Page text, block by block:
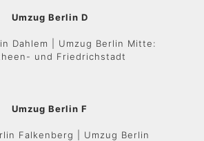
Umzug Berlin D
Dahlem | Umzug Berlin Mitte:
und Friedrichstadt
Umzug Berlin F
Falkenberg | Umzug Berlin